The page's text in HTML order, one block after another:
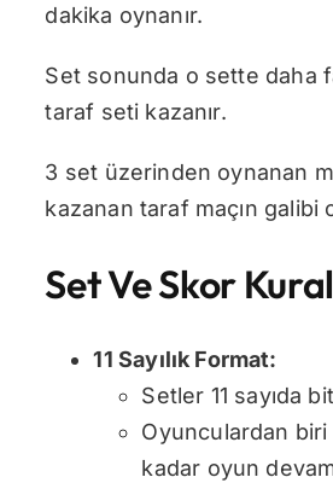
dakika oynanır.
Set sonunda o sette daha
taraf seti kazanır.
3 set üzerinden oynanan
kazanan taraf maçın galibi
Set Ve Skor
11 Sayılık Format:
Setler 11 sayıda
Oyunculardan biri
kadar oyun